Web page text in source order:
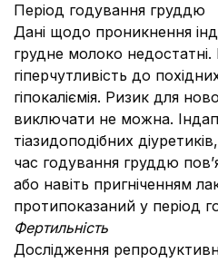
Період годування груддю
Дані щодо проникнення
грудне молоко
гіперчутливість до
гіпокаліємія. Ризик для
виключати не можна.
тіазидоподібних
час годування груддю
або навіть пригніченням
протипоказаний у період
Фертильність
Дослідження